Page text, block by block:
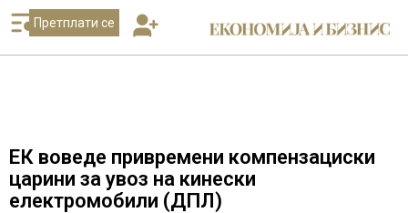
Претплати се
ЕК воведе привремени компензациски
царини за увоз на кинески
електромобили (ДПЛ)